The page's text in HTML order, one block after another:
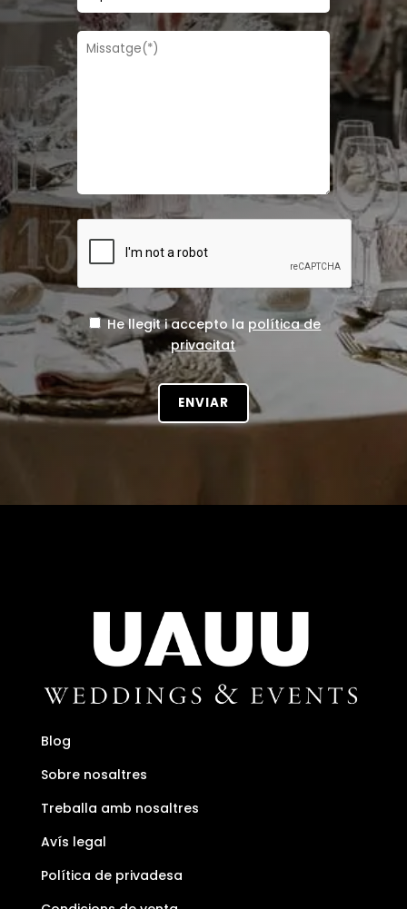
He llegit i accepto la política de
privacitat
Blog
Sobre nosaltres
Treballa amb nosaltres
Avís legal
Política de privadesa